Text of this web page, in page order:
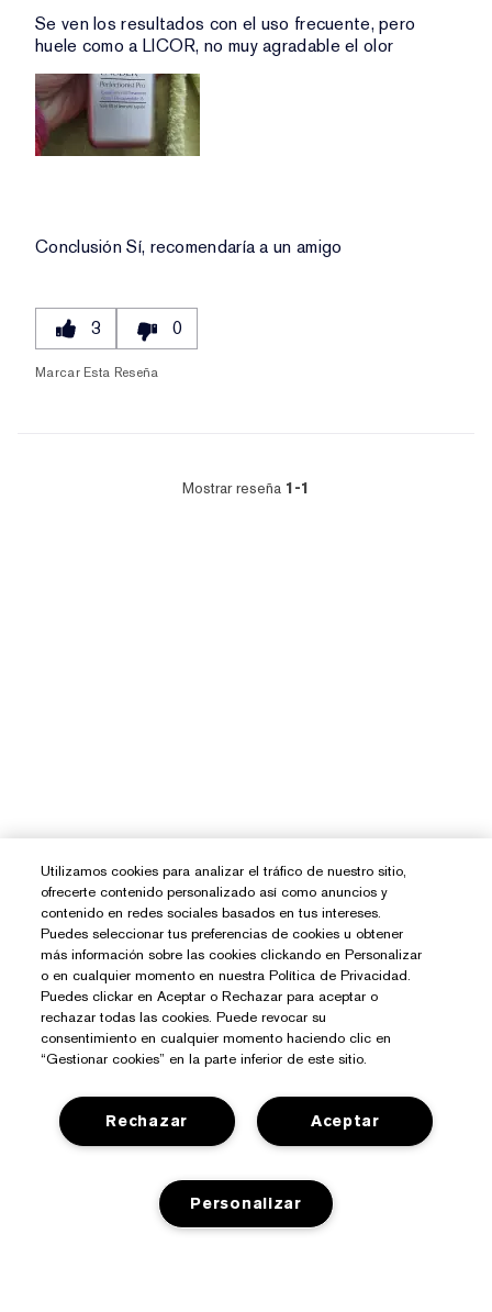
Se ven los resultados con el uso frecuente, pero
huele como a LICOR, no muy agradable el olor
ConclusiónSí, recomendaría a un amigo
3 0
Marcar Esta Reseña
Mostrar reseña 1-1
¿Necesitas Ayuda?
Contactar Fabricante
Sobre Estée Lauder
Utilizamos cookies para analizar el tráfico de nuestro sitio,
ofrecerte contenido personalizado así como anuncios y
contenido en redes sociales basados en tus intereses.
Puedes seleccionar tus preferencias de cookies u obtener
más información sobre las cookies clickando en Personalizar
o en cualquier momento en nuestra Política de Privacidad.
Puedes clickar en Aceptar o Rechazar para aceptar o
rechazar todas las cookies. Puede revocar su
consentimiento en cualquier momento haciendo clic en
“Gestionar cookies” en la parte inferior de este sitio.
Aceptar
Rechazar
Personalizar